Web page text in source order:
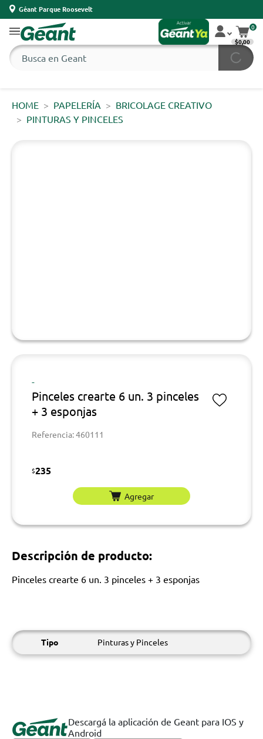
Géant Parque Roosevelt
0
$0,00
HOME PAPELERÍA
BRICOLAGE CREATIVO
PINTURAS Y PINCELES
-
Pinceles crearte 6 un. 3 pinceles
+ 3 esponjas
Referencia: 460111
$235
Agregar
Descripción de producto:
Pinceles crearte 6 un. 3 pinceles + 3 esponjas
Tipo Pinturas y Pinceles
Descargá la aplicación de Geant para IOS y
Android